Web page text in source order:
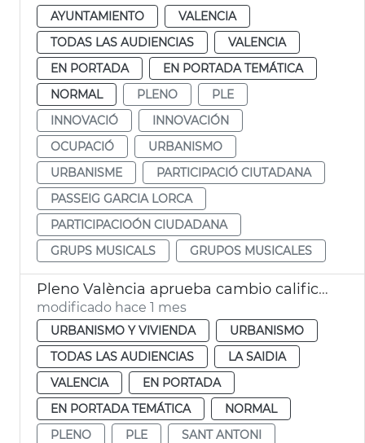
AYUNTAMIENTO
VALENCIA
TODAS LAS AUDIENCIAS
VALENCIA
EN PORTADA
EN PORTADA TEMÁTICA
NORMAL
PLENO
PLE
INNOVACIÓ
INNOVACIÓN
OCUPACIÓ
URBANISMO
URBANISME
PARTICIPACIÓ CIUTADANA
PASSEIG GARCIA LORCA
PARTICIPACIOÓN CIUDADANA
GRUPS MUSICALS
GRUPOS MUSICALES
Pleno València aprueba cambio calificación naves Guatla
modificado hace 1 mes
URBANISMO Y VIVIENDA
URBANISMO
TODAS LAS AUDIENCIAS
LA SAIDIA
VALENCIA
EN PORTADA
EN PORTADA TEMÁTICA
NORMAL
PLENO
PLE
SANT ANTONI